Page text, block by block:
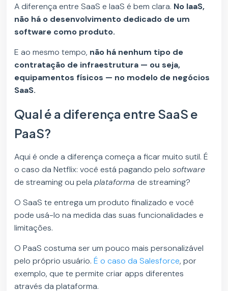
A diferença entre SaaS e IaaS é bem clara. No IaaS,
não há o desenvolvimento dedicado de um
software como produto.
E ao mesmo tempo, não há nenhum tipo de
contratação de infraestrutura — ou seja,
equipamentos físicos — no modelo de negócios
SaaS.
Qual é a diferença entre SaaS e
PaaS?
Aqui é onde a diferença começa a ficar muito sutil. É
o caso da Netflix: você está pagando pelosoftware
de streaming ou pelaplataformade streaming?
O SaaS te entrega um produto finalizado e você
pode usá-lo na medida das suas funcionalidades e
limitações.
O PaaS costuma ser um pouco mais personalizável
pelo próprio usuário.É o caso da Salesforce, por
exemplo, que te permite criar apps diferentes
através da plataforma.